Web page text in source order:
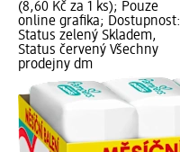
(8,60 Kč za 1 ks); Pouze
online grafika; Dostupnost:
Status zelený Skladem,
Status červený Všechny
prodejny dm